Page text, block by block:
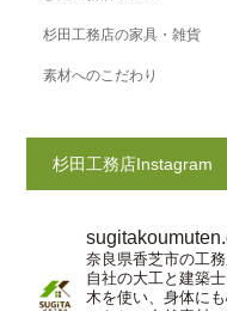
杉田工務店の家具・雑貨
素材へのこだわり
杉田工務店Instagram
奈良県香芝市の工
自社の大工と建築
木を使い、身体に